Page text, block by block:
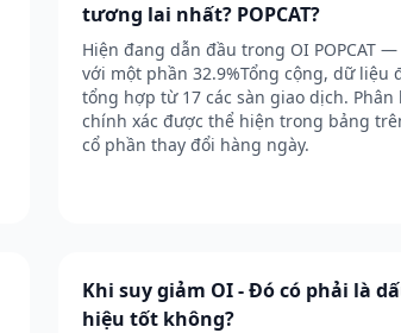
tương lai nhất? POPCAT?
Hiện đang dẫn đầu trong OI POPCAT
với một phần 32.9%Tổng cộng, dữ liệu
tổng hợp từ 17 các sàn giao dịch. Phân
chính xác được thể hiện trong bảng
cổ phần thay đổi hàng ngày.
Khi suy giảm OI - Đó có phải là
hiệu tốt không?